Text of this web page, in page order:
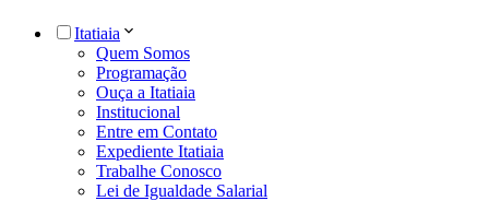
Itatiaia
Quem Somos
Programação
Ouça a Itatiaia
Institucional
Entre em Contato
Expediente Itatiaia
Trabalhe Conosco
Lei de Igualdade Salarial